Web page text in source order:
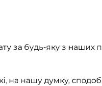
за будь-яку з наших
на нашу думку,